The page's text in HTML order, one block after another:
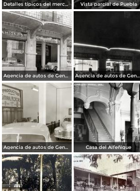
Detalles típicos del mercado Vista parcial de Puebla
Agencia de autos de General Motors Agencia de autos de General Motors
Agencia de autos de General Motors Casa del Alfeñique